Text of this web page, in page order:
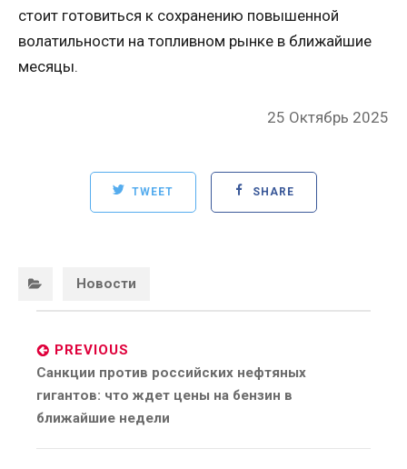
стоит готовиться к сохранению повышенной
волатильности на топливном рынке в ближайшие
месяцы.
Posted
25 Октябрь 2025
TWEET SHARE
Новости
navigation
PREVIOUS
Previous
post:
Санкции против российских нефтяных
гигантов: что ждет цены на бензин в
ближайшие недели